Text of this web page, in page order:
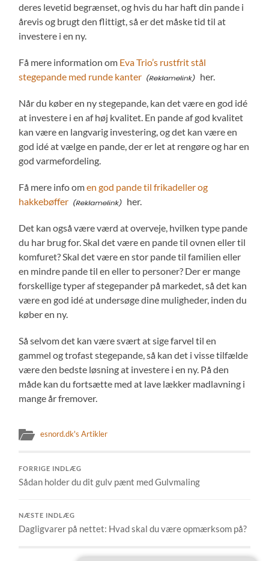
deres levetid begrænset, og hvis du har haft din pande i
årevis og brugt den flittigt, så er det måske tid til at
investere i en ny.
Få mere information om Eva Trio’s rustfrit stål
stegepande med runde kanter
her.
Når du køber en ny stegepande, kan det være en god idé
at investere i en af høj kvalitet. En pande af god kvalitet
kan være en langvarig investering, og det kan være en
god idé at vælge en pande, der er let at rengøre og har en
god varmefordeling.
Få mere info omen god pande til frikadeller og
hakkebøffer
her.
Det kan også være værd at overveje, hvilken type pande
du har brug for. Skal det være en pande til ovnen eller til
komfuret? Skal det være en stor pande til familien eller
en mindre pande til en eller to personer? Der er mange
forskellige typer af stegepander på markedet, så det kan
være en god idé at undersøge dine muligheder, inden du
køber en ny.
Så selvom det kan være svært at sige farvel til en
gammel og trofast stegepande, så kan det i visse tilfælde
være den bedste løsning at investere i en ny. På den
måde kan du fortsætte med at lave lækker madlavning i
mange år fremover.
esnord.dk's Artikler
FORRIGE INDLÆG
Sådan holder du dit gulv pænt med Gulvmaling
NÆSTE INDLÆG
Dagligvarer på nettet: Hvad skal du være opmærksom på?